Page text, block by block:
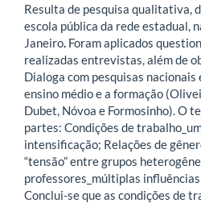
Resulta de pesquisa qualitativa,
escola pública da rede estadual,
Janeiro. Foram aplicados
realizadas entrevistas, além de
Dialoga com pesquisas
ensino médio e a formação
Dubet, Nóvoa e Formosinho). O
partes: Condições de
intensificação; Relações de
“tensão” entre grupos
professores_múltiplas
Conclui-se que as condições de